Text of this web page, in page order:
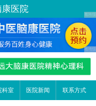
医院
科室 医院新闻 联系方式